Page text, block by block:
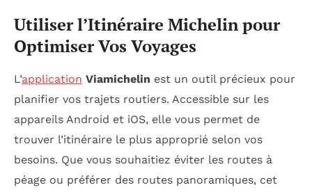
Utiliser l’Itinéraire Michelin pour
Optimiser Vos Voyages
L’application Viamichelin est un outil précieux pour
planifier vos trajets routiers. Accessible sur les
appareils Android et iOS, elle vous permet de
trouver l’itinéraire le plus approprié selon vos
besoins. Que vous souhaitiez éviter les routes à
péage ou préférer des routes panoramiques, cet